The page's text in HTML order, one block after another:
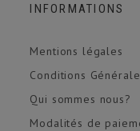
INFORMATIONS
Mentions légales
Conditions
Qui sommes nous?
Modalités de